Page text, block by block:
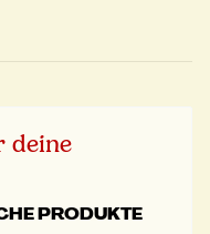
deine
PRODUKTE